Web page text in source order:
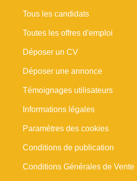
Tous les candidats
Toutes les offres d'emploi
Déposer un CV
Déposer une annonce
Témoignages utilisateurs
Informations légales
Paramètres des cookies
Conditions de publication
Conditions Générales de Vente